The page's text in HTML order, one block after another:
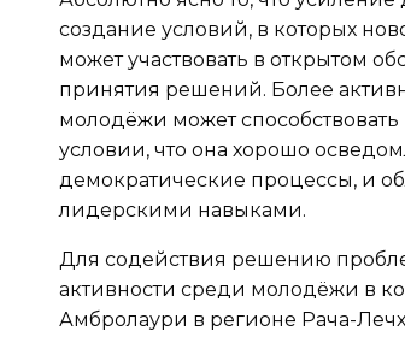
создание условий, в которых
может участвовать в открытом
принятия решений. Более
молодёжи может
условии, что она хорошо
демократические процессы, и
лидерскими навыками.
Для содействия решению
активности среди молодёжи в
Амбролаури в регионе Рача-